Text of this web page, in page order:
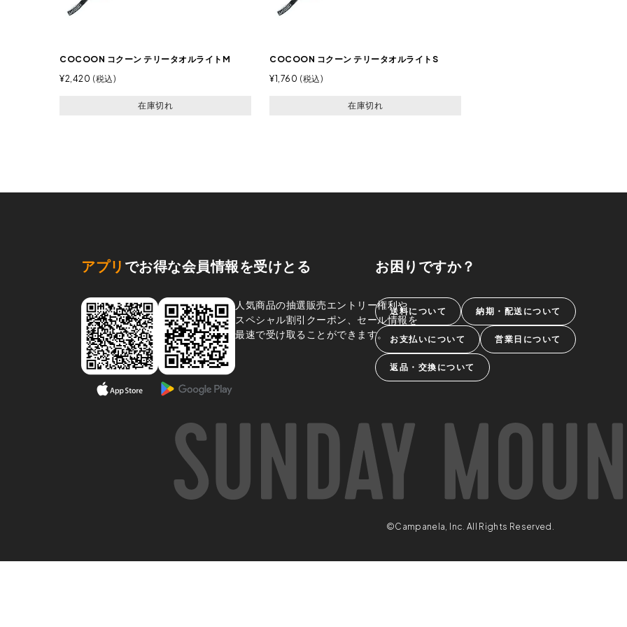
COCOON コクーン テリータオルライトM
¥2,420 税込
在庫切れ
COCOON コクーン テリータオルライトS
¥1,760 税込
在庫切れ
アプリ でお得な会員情報を受けとる
人気商品の抽選販売エントリー権利や、
スペシャル割引クーポン、セール情報を
最速で受け取ることができます。
お困りですか？
送料について 納期・配送について
お支払いについて 営業日について
返品・交換について
©Campanela, Inc. All Rights Reserved.